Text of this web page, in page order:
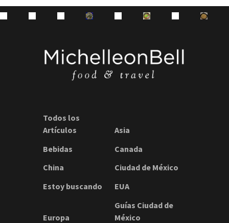
Todos los
Artículos
Asia
Bebidas
Canada
China
Ciudad de México
Estoy buscando
EUA
Europa
Guías Ciudad de
México